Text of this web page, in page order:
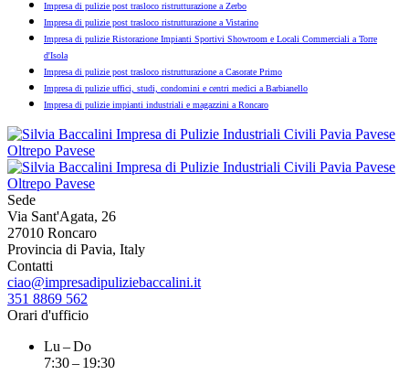
Impresa di pulizie post trasloco ristrutturazione a Zerbo
Impresa di pulizie post trasloco ristrutturazione a Vistarino
Impresa di pulizie Ristorazione Impianti Sportivi Showroom e Locali Commerciali a Torre
d'Isola
Impresa di pulizie post trasloco ristrutturazione a Casorate Primo
Impresa di pulizie uffici, studi, condomini e centri medici a Barbianello
Impresa di pulizie impianti industriali e magazzini a Roncaro
Sede
Via Sant'Agata, 26
27010 Roncaro
Provincia di Pavia, Italy
Contatti
ciao@impresadipuliziebaccalini.it
351 8869 562
Orari d'ufficio
Lu – Do
7:30 – 19:30